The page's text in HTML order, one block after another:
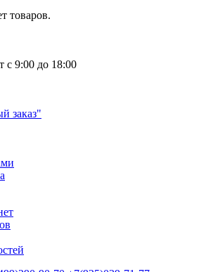
товаров.
с 9:00 до 18:00
заказ"